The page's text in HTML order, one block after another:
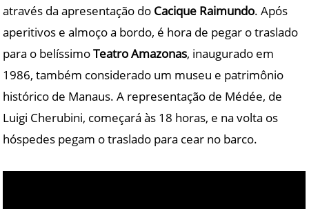
através da apresentação do Cacique Raimundo. Após
aperitivos e almoço a bordo, é hora de pegar o traslado
para o belíssimoTeatro Amazonas, inaugurado em
1986, também considerado um museu e patrimônio
histórico de Manaus. A representação de Médée, de
Luigi Cherubini, começará às 18 horas, e na volta os
hóspedes pegam o traslado para cear no barco.